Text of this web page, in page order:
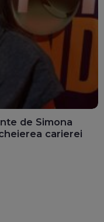
de Simona
carierei